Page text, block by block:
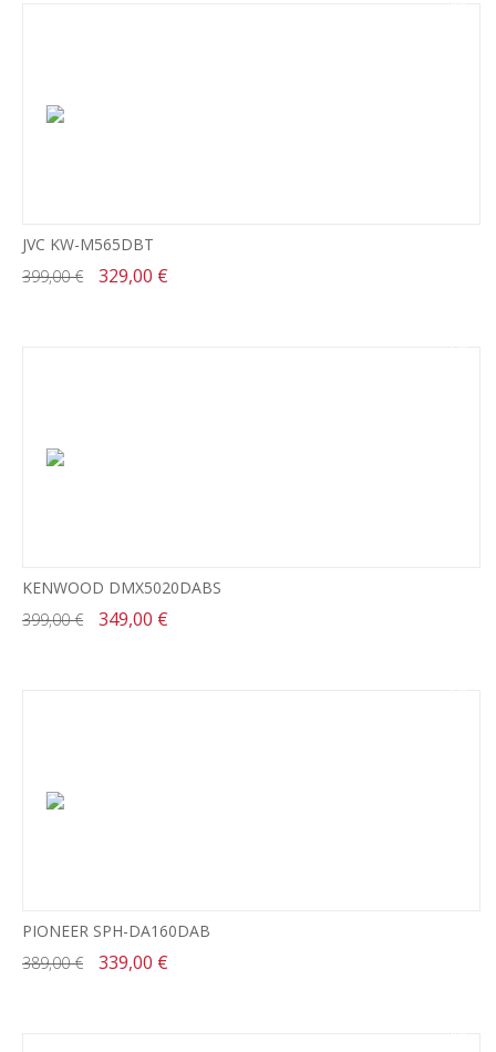
JVC KW-M565DBT
399,00 €
329,00 €
KENWOOD DMX5020DABS
399,00 €
349,00 €
PIONEER SPH-DA160DAB
389,00 €
339,00 €